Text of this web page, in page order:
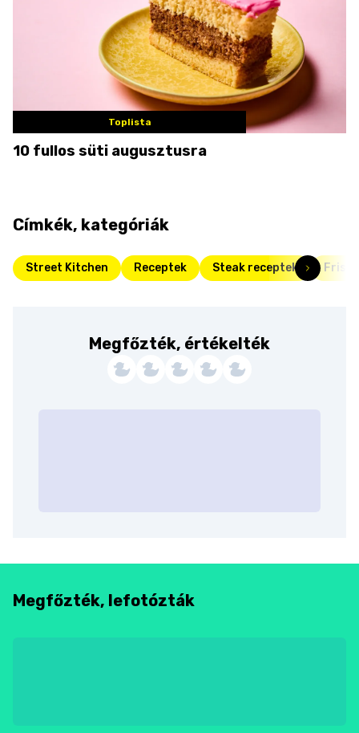
Toplista
10 fullos süti augusztusra
Címkék, kategóriák
Street Kitchen Receptek Steak receptek Friss
Megfőzték, értékelték
Megfőzték, lefotózták